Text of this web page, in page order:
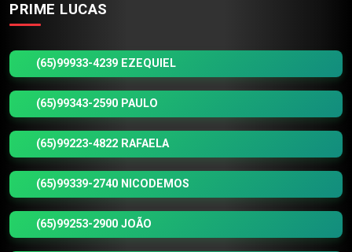
PRIME LUCAS
(65)99933-4239 EZEQUIEL
(65)99343-2590 PAULO
(65)99223-4822 RAFAELA
(65)99339-2740 NICODEMOS
(65)99253-2900 JOÃO